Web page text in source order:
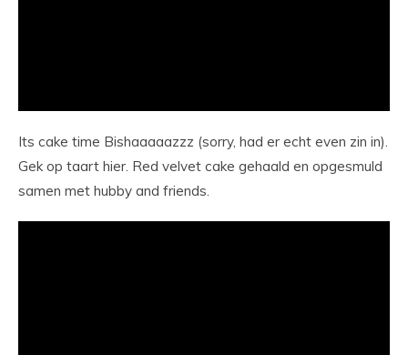
Its cake time Bishaaaaazzz (sorry, had er echt even zin in).
Gek op taart hier. Red velvet cake gehaald en opgesmuld
samen met hubby and friends.